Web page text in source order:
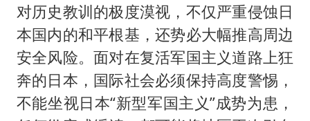
对历史教训的极度漠视，不仅严重侵蚀日
本国内的和平根基，还势必大幅推高周边
安全风险。面对在复活军国主义道路上狂
奔的日本，国际社会必须保持高度警惕，
不能坐视日本“新型军国主义”成势为患，